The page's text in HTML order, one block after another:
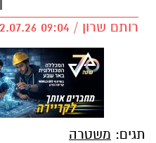
רותם שרון / 09:04 02.07.26
תגים: משטרה